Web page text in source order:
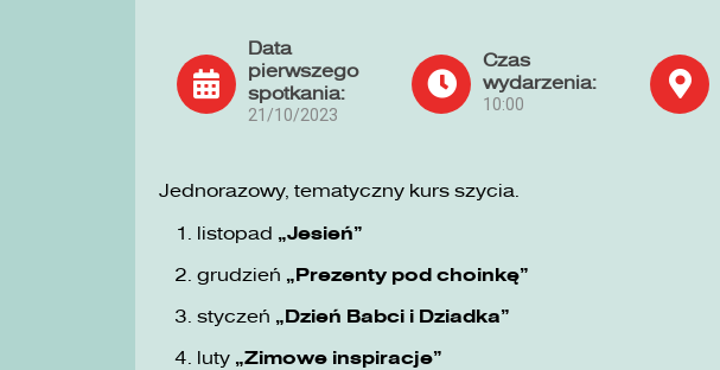
Data
pierwszego
spotkania:
21/10/2023
Czas
wydarzenia:
10:00
Jednorazowy, tematyczny kurs szycia.
listopad „Jesień”
grudzień „Prezenty pod choinkę”
styczeń „Dzień Babci i Dziadka”
luty „Zimowe inspiracje”